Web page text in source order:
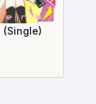
(Single)